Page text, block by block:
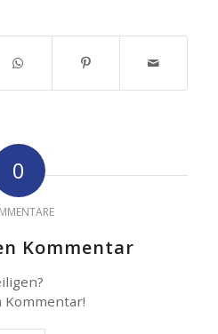
0
Kommentar